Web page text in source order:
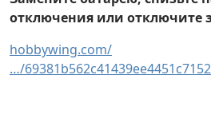
отключения или отключите
hobbywing.com/
…/